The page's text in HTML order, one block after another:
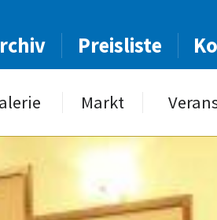
Preisliste
Markt